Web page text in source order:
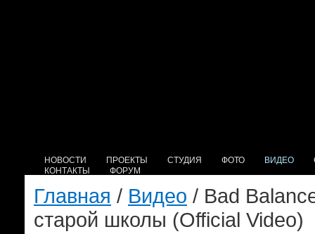
НОВОСТИ ПРОЕКТЫ СТУДИЯ ФОТО ВИДЕО
КОНТАКТЫ
ФОРУМ
Главная / Видео / Bad
старой школы (Official Video)